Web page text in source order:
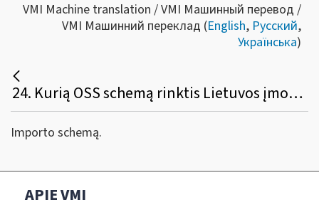
VMI Machine translation / VMI Машинный перевод /
VMI Машинний переклад (English, Русский,
Українська)
24. Kurią OSS schemą rinktis Lietuvos įmonei, kuri verčiasi nuotoline prekyba iš trečiųjų teritorijų ar trečiųjų valstybių importuojamomis prekėmis?
Importo schemą.
APIE VMI